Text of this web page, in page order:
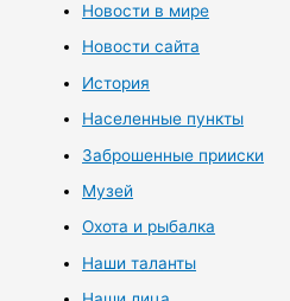
Новости в мире
Новости сайта
История
Населенные пункты
Заброшенные прииски
Музей
Охота и рыбалка
Наши таланты